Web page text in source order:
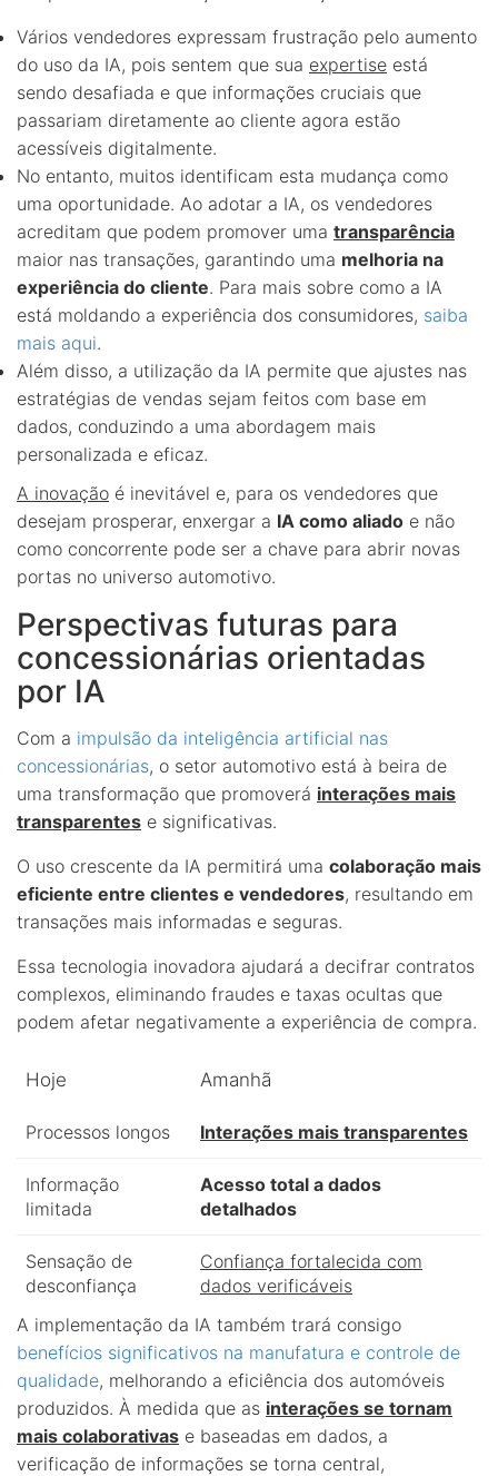
Vários vendedores expressam frustração pelo aumento
do uso da IA, pois sentem que sua expertise está
sendo desafiada e que informações cruciais que
passariam diretamente ao cliente agora estão
acessíveis digitalmente.
No entanto, muitos identificam esta mudança como
uma oportunidade. Ao adotar a IA, os vendedores
acreditam que podem promover uma transparência
maior nas transações, garantindo uma melhoria na
experiência do cliente. Para mais sobre como a IA
está moldando a experiência dos consumidores, saiba
mais aqui.
Além disso, a utilização da IA permite que ajustes nas
estratégias de vendas sejam feitos com base em
dados, conduzindo a uma abordagem mais
personalizada e eficaz.
A inovação é inevitável e, para os vendedores que
desejam prosperar, enxergar a IA como aliado e não
como concorrente pode ser a chave para abrir novas
portas no universo automotivo.
Perspectivas futuras para
concessionárias orientadas
por IA
Com a impulsão da inteligência artificial nas
concessionárias, o setor automotivo está à beira de
uma transformação que promoverá interações mais
transparentes e significativas.
O uso crescente da IA permitirá uma colaboração mais
eficiente entre clientes e vendedores, resultando em
transações mais informadas e seguras.
Essa tecnologia inovadora ajudará a decifrar contratos
complexos, eliminando fraudes e taxas ocultas que
podem afetar negativamente a experiência de compra.
Hoje Amanhã
Processos longos Interações mais transparentes
Informação
limitada
Acesso total a dados
detalhados
Sensação de
desconfiança
Confiança fortalecida com
dados verificáveis
A implementação da IA também trará consigo
benefícios significativos na manufatura e controle de
qualidade, melhorando a eficiência dos automóveis
produzidos. À medida que as interações se tornam
mais colaborativas e baseadas em dados, a
verificação de informações se torna central,